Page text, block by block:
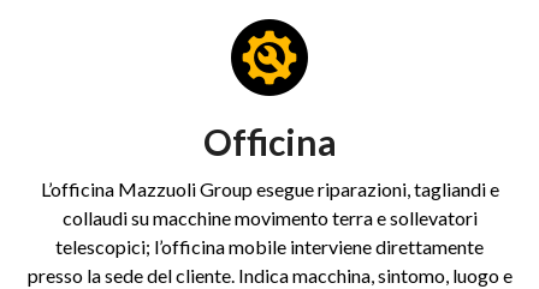
Officina
L’officina Mazzuoli Group esegue riparazioni, tagliandi e
collaudi su macchine movimento terra e sollevatori
telescopici; l’officina mobile interviene direttamente
presso la sede del cliente. Indica macchina, sintomo, luogo e